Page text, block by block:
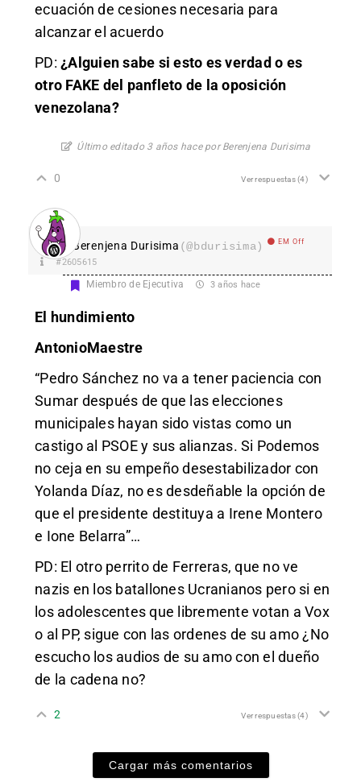
ecuación de cesiones necesaria para
alcanzar el acuerdo
PD: ¿Alguien sabe si esto es verdad o es
otro FAKE del panfleto de la oposición
venezolana?
Último editado 3 años hace por Berenjena Durisima
0 Ver respuestas(4)
Berenjena Durisima (@bdurisima) EM Off
#2605615
Miembro de Ejecutiva 3 años hace
El hundimiento
AntonioMaestre
“Pedro Sánchez no va a tener paciencia con
Sumar después de que las elecciones
municipales hayan sido vistas como un
castigo al PSOE y sus alianzas. Si Podemos
no ceja en su empeño desestabilizador con
Yolanda Díaz, no es desdeñable la opción de
que el presidente destituya a Irene Montero
e Ione Belarra”…
PD: El otro perrito de Ferreras, que no ve
nazis en los batallones Ucranianos pero si en
los adolescentes que libremente votan a Vox
o al PP, sigue con las ordenes de su amo ¿No
escucho los audios de su amo con el dueño
de la cadena no?
2 Ver respuestas(4)
Cargar más comentarios